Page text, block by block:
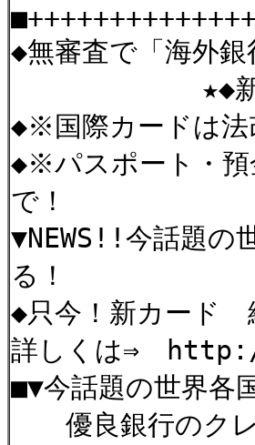
◆無審査で「海外
★◆新カード
◆※国際カードは法
◆※パスポート・預
で！
▼NEWS!!今話題の
る！
◆只今！新カード
詳しくは⇒
■▼今話題の世界各
優良銀行のクレ